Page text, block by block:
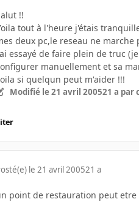
!!
tout à l'heure j'étais
deux pc,le reseau ne marche
essayé de faire plein de truc
manuellement et sa
si quelqun peut m'aider !!!
Modifié le 21 avril 200521 a par
le 21 avril 200521 a
point de restauration peut etre